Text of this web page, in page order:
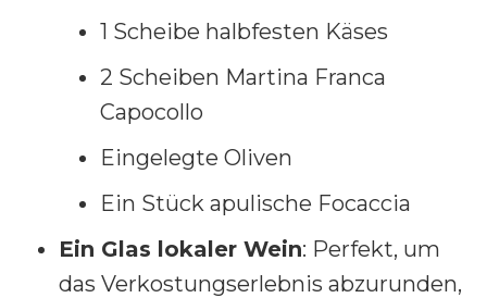
1 Scheibe halbfesten Käses
2 Scheiben Martina Franca
Capocollo
Eingelegte Oliven
Ein Stück apulische Focaccia
Ein Glas lokaler Wein: Perfekt, um
das Verkostungserlebnis abzurunden,